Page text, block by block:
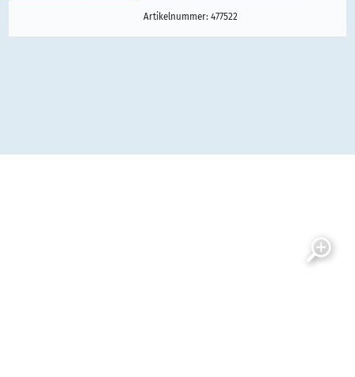
Artikelnummer: 477522